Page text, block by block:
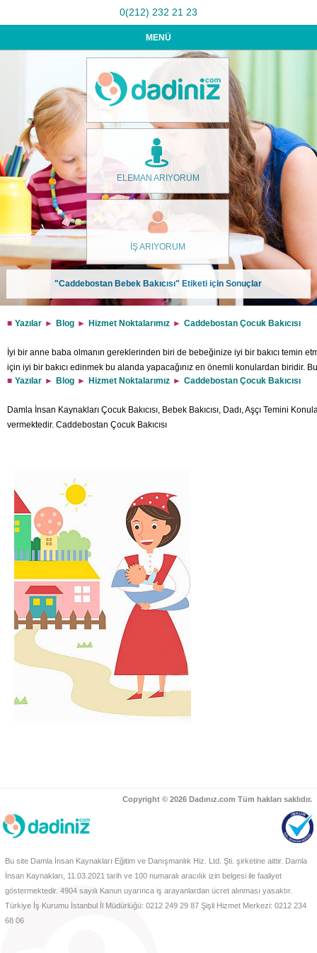
0(212) 232 21 23
MENÜ
ELEMAN ARIYORUM
İŞ ARIYORUM
"Caddebostan Bebek Bakıcısı" Etiketi için Sonuçlar
Yazılar Blog Hizmet Noktalarımız Caddebostan Çocuk Bakıcısı
İyi bir anne baba olmanın gereklerinden biri de bebeğinize iyi bir bakıcı temin
için iyi bir bakıcı edinmek bu alanda yapacağınız en önemli konulardan biridir.
bir firma olarak Caddebostan Çocuk Bakıcısı hizmetlerinden güvenle
Yazılar Blog Hizmet Noktalarımız Caddebostan Çocuk Bakıcısı
Damla İnsan Kaynakları Çocuk Bakıcısı, Bebek Bakıcısı, Dadı, Aşçı Temini
vermektedir. Caddebostan Çocuk Bakıcısı
Copyright © 2026 Dadınız.com Tüm hakları saklıdır.
Bu site Damla İnsan Kaynakları Eğitim ve Danışmanlık Hiz. Ltd. Şti. şirketine aittir. Damla
İnsan Kaynakları, 11.03.2021 tarih ve 100 numaralı aracılık izin belgesi ile faaliyet
göstermektedir. 4904 sayılı Kanun uyarınca iş arayanlardan ücret alınması yasaktır.
Türkiye İş Kurumu İstanbul İl Müdürlüğü: 0212 249 29 87 Şişli Hizmet Merkezi: 0212 234
68 06